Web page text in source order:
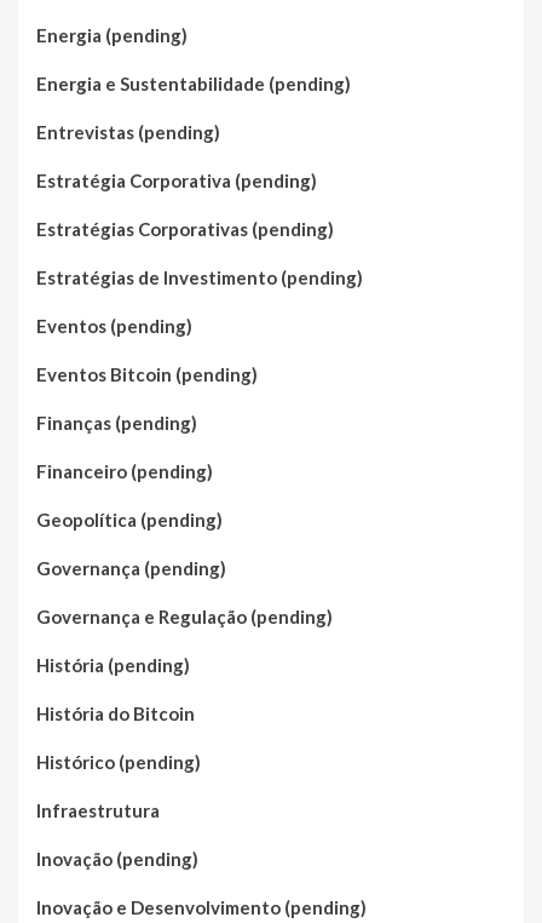
Energia (pending)
Energia e Sustentabilidade (pending)
Entrevistas (pending)
Estratégia Corporativa (pending)
Estratégias Corporativas (pending)
Estratégias de Investimento (pending)
Eventos (pending)
Eventos Bitcoin (pending)
Finanças (pending)
Financeiro (pending)
Geopolítica (pending)
Governança (pending)
Governança e Regulação (pending)
História (pending)
História do Bitcoin
Histórico (pending)
Infraestrutura
Inovação (pending)
Inovação e Desenvolvimento (pending)